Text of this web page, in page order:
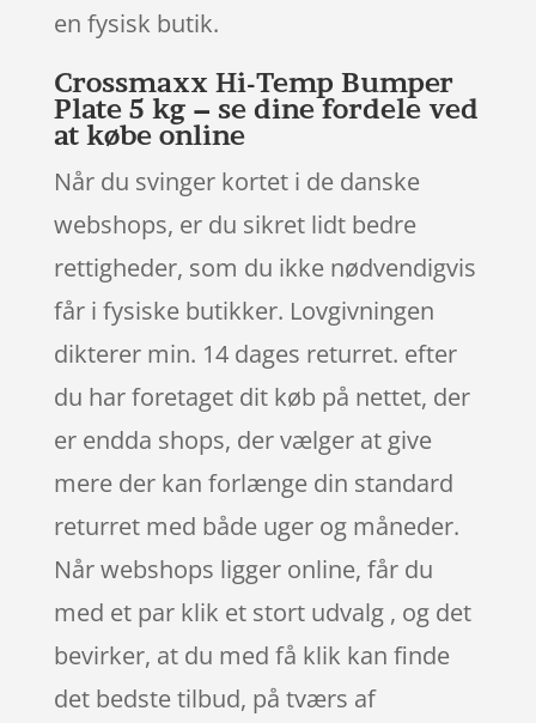
en fysisk butik.
Crossmaxx Hi-Temp Bumper
Plate 5 kg – se dine fordele ved
at købe online
Når du svinger kortet i de danske
webshops, er du sikret lidt bedre
rettigheder, som du ikke nødvendigvis
får i fysiske butikker. Lovgivningen
dikterer min. 14 dages returret. efter
du har foretaget dit køb på nettet, der
er endda shops, der vælger at give
mere der kan forlænge din standard
returret med både uger og måneder.
Når webshops ligger online, får du
med et par klik et stort udvalg , og det
bevirker, at du med få klik kan finde
det bedste tilbud, på tværs af